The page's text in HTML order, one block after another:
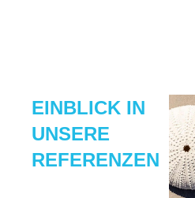
EINBLICK IN
UNSERE
REFERENZEN